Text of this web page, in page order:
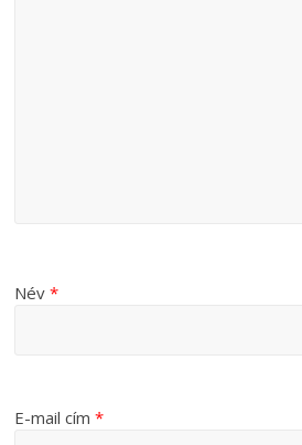
Név*
E-mail cím*